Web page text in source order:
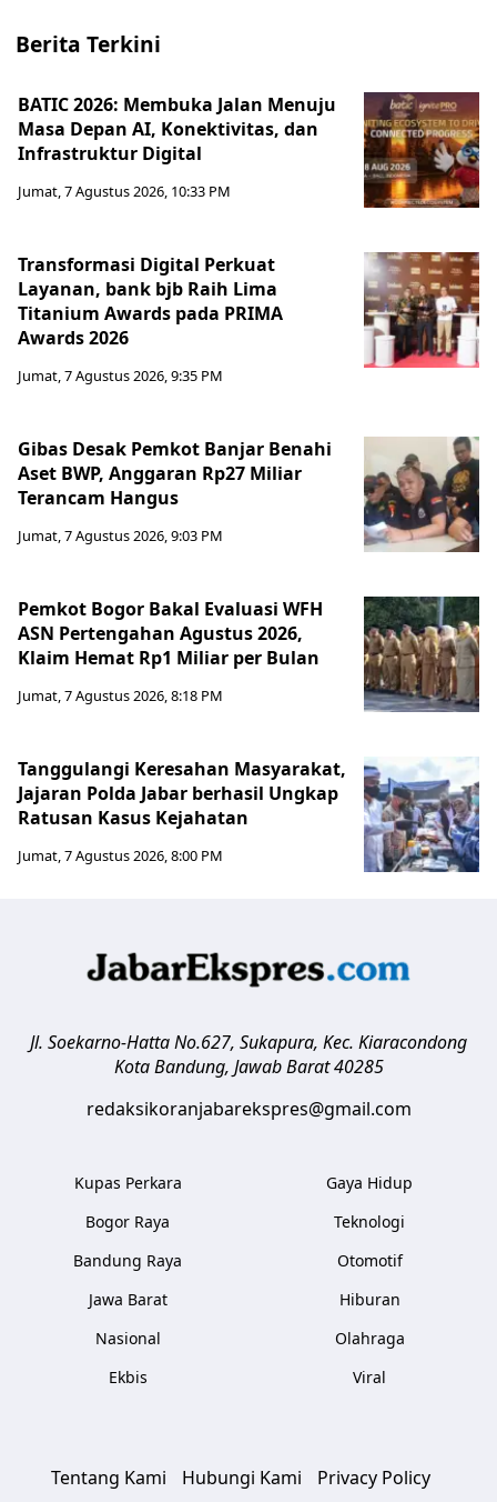
Berita Terkini
BATIC 2026: Membuka Jalan Menuju
Masa Depan AI, Konektivitas, dan
Infrastruktur Digital
Jumat, 7 Agustus 2026, 10:33 PM
Transformasi Digital Perkuat
Layanan, bank bjb Raih Lima
Titanium Awards pada PRIMA
Awards 2026
Jumat, 7 Agustus 2026, 9:35 PM
Gibas Desak Pemkot Banjar Benahi
Aset BWP, Anggaran Rp27 Miliar
Terancam Hangus
Jumat, 7 Agustus 2026, 9:03 PM
Pemkot Bogor Bakal Evaluasi WFH
ASN Pertengahan Agustus 2026,
Klaim Hemat Rp1 Miliar per Bulan
Jumat, 7 Agustus 2026, 8:18 PM
Tanggulangi Keresahan Masyarakat,
Jajaran Polda Jabar berhasil Ungkap
Ratusan Kasus Kejahatan
Jumat, 7 Agustus 2026, 8:00 PM
Jl. Soekarno-Hatta No.627, Sukapura, Kec. Kiaracondong
Kota Bandung, Jawab Barat 40285
redaksikoranjabarekspres@gmail.com
Kupas Perkara
Bogor Raya
Bandung Raya
Jawa Barat
Nasional
Ekbis
Gaya Hidup
Teknologi
Otomotif
Hiburan
Olahraga
Viral
Tentang Kami Hubungi Kami Privacy Policy